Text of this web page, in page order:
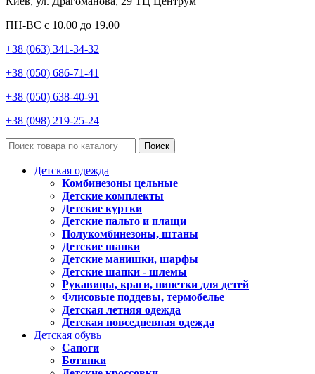
ПН-ВС с 10.00 до 19.00
+38 (063) 341-34-32
+38 (050) 686-71-41
+38 (050) 638-40-91
+38 (098) 219-25-24
Поиск
Детская одежда
Комбинезоны цельные
Детские комплекты
Детские куртки
Детские пальто и плащи
Полукомбинезоны, штаны
Детские шапки
Детские манишки, шарфы
Детские шапки - шлемы
Рукавицы, краги, пинетки для детей
Флисовые поддевы, термобелье
Детская летняя одежда
Детская повседневная одежда
Детская обувь
Сапоги
Ботинки